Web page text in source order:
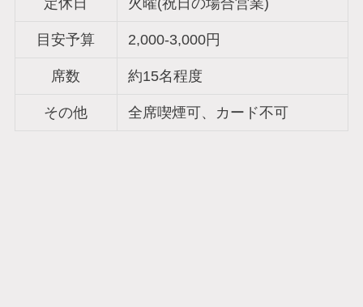
定休日 火曜(祝日の場合営業)
目安予算 2,000-3,000円
席数 約15名程度
その他 全席喫煙可、カード不可